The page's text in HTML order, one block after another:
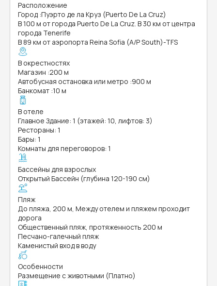
Расположение
Город :Пуэрто де ла Круз (Puerto De La Cruz)
В 100 м от города Puerto De La Cruz. В 30 км от центра
города Tenerife
В 89 км от аэропорта Reina Sofia (A/P South)-TFS
В окрестностях
Магазин :200 м
Автобусная остановка или метро :900 м
Банкомат :10 м
В отеле
Главное Здание: 1 (этажей: 10, лифтов: 3)
Рестораны: 1
Бары: 1
Комнаты для переговоров: 1
Бассейны для взрослых
Открытый Бассейн (глубина 120-190 см)
Пляж
До пляжа, 200 м, Между отелем и пляжем проходит
дорога
Общественный пляж, протяженность 200 м
Песчано-галечный пляж
Каменистый вход в воду
Особенности
Размещение с животными (Платно)